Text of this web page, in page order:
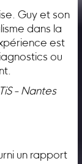
Guy et son
dans la
est
ou
- Nantes
un rapport